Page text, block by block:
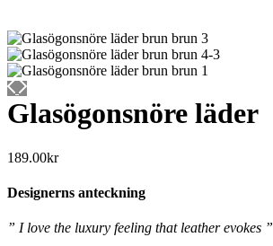
Glasögonsnöre läder
189.00kr
Designerns anteckning
” I love the luxury feeling that leather evokes ”